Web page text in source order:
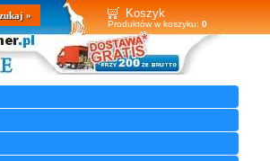
Koszyk
Produktów w koszyku: 0